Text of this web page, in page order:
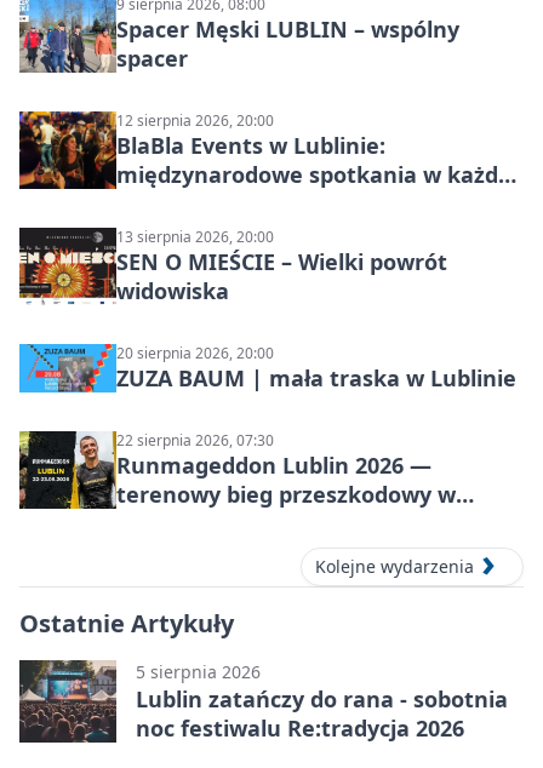
9 sierpnia 2026, 08:00
Spacer Męski LUBLIN – wspólny
spacer
12 sierpnia 2026, 20:00
BlaBla Events w Lublinie:
międzynarodowe spotkania w każdą
13 sierpnia 2026, 20:00
SEN O MIEŚCIE – Wielki powrót
widowiska
20 sierpnia 2026, 20:00
ZUZA BAUM | mała traska w Lublinie
22 sierpnia 2026, 07:30
Runmageddon Lublin 2026 —
terenowy bieg przeszkodowy w
Kolejne wydarzenia
Ostatnie Artykuły
5 sierpnia 2026
Lublin zatańczy do rana - sobotnia
noc festiwalu Re:tradycja 2026